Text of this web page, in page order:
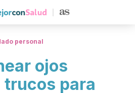
personal
ojos
para